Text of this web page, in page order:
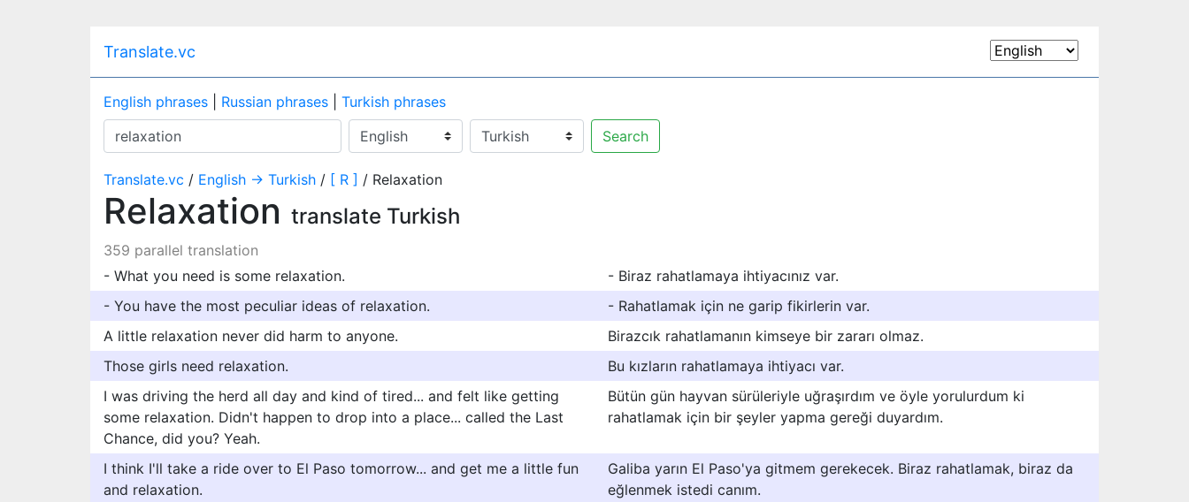
Translate.vc
English phrases Russian phrases
Turkish phrases
Search
Translate.vc / English → Turkish / [ R ] / Relaxation
Relaxation translate Turkish
359 parallel translation
- What you need is some relaxation.
- Biraz rahatlamaya ihtiyacınız var.
- You have the most peculiar ideas of relaxation.
- Rahatlamak için ne garip fikirlerin var.
A little relaxation never did harm to anyone.
Birazcık rahatlamanın kimseye bir zararı olmaz.
Those girls need relaxation.
Bu kızların rahatlamaya ihtiyacı var.
I was driving the herd all day and kind of tired... and felt like getting
some relaxation. Didn't happen to drop into a place... called the Last
Chance, did you? Yeah.
Bütün gün hayvan sürüleriyle uğraşırdım ve öyle yorulurdum ki
rahatlamak için bir şeyler yapma gereği duyardım.
I think I'll take a ride over to El Paso tomorrow... and get me a little fun
and relaxation.
Galiba yarın El Paso'ya gitmem gerekecek. Biraz rahatlamak, biraz da
eğlenmek istedi canım.